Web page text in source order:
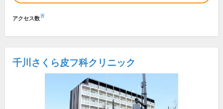
アクセス数※
千川さくら皮フ科クリニック